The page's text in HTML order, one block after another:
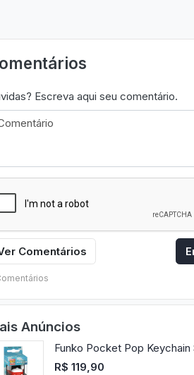
Escreva aqui seu comentário.
Comentários
Anúncios
Funko Pocket Pop Keychain
R$ 119,90